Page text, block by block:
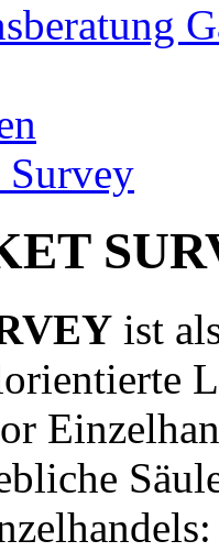
ist